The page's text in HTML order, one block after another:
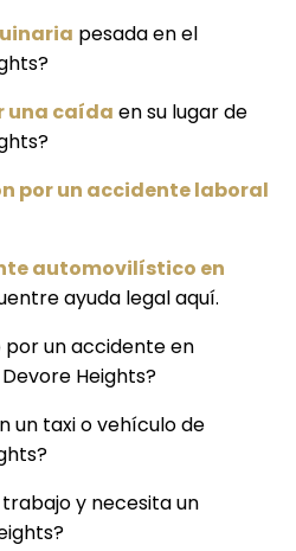
pesada en el
una caída en su lugar de
por un accidente laboral
automovilístico en
ayuda legal aquí.
por un accidente en
Heights?
un taxi o vehículo de
y necesita un